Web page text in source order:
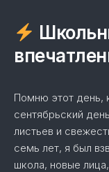
Помню этот день,
сентябрьский
листьев и
семь лет, я был
школа, новые